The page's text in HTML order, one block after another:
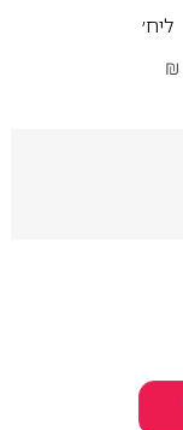
ליח׳
₪